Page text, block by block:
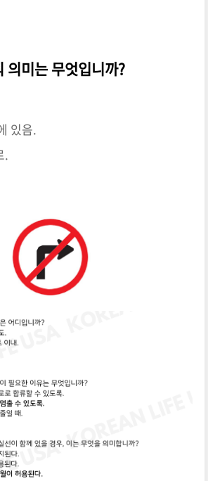
의미는 무엇입니까?
있음.
.